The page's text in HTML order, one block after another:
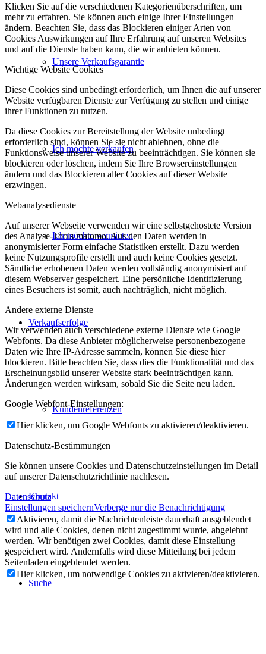
Unsere Verkaufsgarantie
Ich möchte verkaufen
Ich möchte vermieten
Verkaufserfolge
Kundenreferenzen
Kontakt
Suche
Klicken Sie auf die verschiedenen Kategorienüberschriften, um
mehr zu erfahren. Sie können auch einige Ihrer Einstellungen
ändern. Beachten Sie, dass das Blockieren einiger Arten von
Cookies Auswirkungen auf Ihre Erfahrung auf unseren Websites
und auf die Dienste haben kann, die wir anbieten können.
Wichtige Website Cookies
Diese Cookies sind unbedingt erforderlich, um Ihnen die auf unserer
Website verfügbaren Dienste zur Verfügung zu stellen und einige
ihrer Funktionen zu nutzen.
Da diese Cookies zur Bereitstellung der Website unbedingt
erforderlich sind, können Sie sie nicht ablehnen, ohne die
Funktionsweise unserer Website zu beeinträchtigen. Sie können sie
blockieren oder löschen, indem Sie Ihre Browsereinstellungen
ändern und das Blockieren aller Cookies auf dieser Website
erzwingen.
Webanalysedienste
Auf unserer Webseite verwenden wir eine selbstgehostete Version
des Analyse-Tools matomo. Aus den Daten werden in
anonymisierter Form einfache Statistiken erstellt. Dazu werden
keine Nutzungsprofile erstellt und auch keine Cookies gesetzt.
Sämtliche erhobenen Daten werden vollständig anonymisiert auf
diesem Webserver gespeichert. Eine persönliche Identifizierung
eines Besuchers ist somit, auch nachträglich, nicht möglich.
Andere externe Dienste
Wir verwenden auch verschiedene externe Dienste wie Google
Webfonts. Da diese Anbieter möglicherweise personenbezogene
Daten wie Ihre IP-Adresse sammeln, können Sie diese hier
blockieren. Bitte beachten Sie, dass dies die Funktionalität und das
Erscheinungsbild unserer Website stark beeinträchtigen kann.
Änderungen werden wirksam, sobald Sie die Seite neu laden.
Google Webfont-Einstellungen:
Hier klicken, um Google Webfonts zu aktivieren/deaktivieren.
Datenschutz-Bestimmungen
Sie können unsere Cookies und Datenschutzeinstellungen im Detail
auf unserer Datenschutzrichtlinie nachlesen.
Datenschutz
Einstellungen speichernVerberge nur die Benachrichtigung
Aktivieren, damit die Nachrichtenleiste dauerhaft ausgeblendet
wird und alle Cookies, denen nicht zugestimmt wurde, abgelehnt
werden. Wir benötigen zwei Cookies, damit diese Einstellung
gespeichert wird. Andernfalls wird diese Mitteilung bei jedem
Seitenladen eingeblendet werden.
Hier klicken, um notwendige Cookies zu aktivieren/deaktivieren.